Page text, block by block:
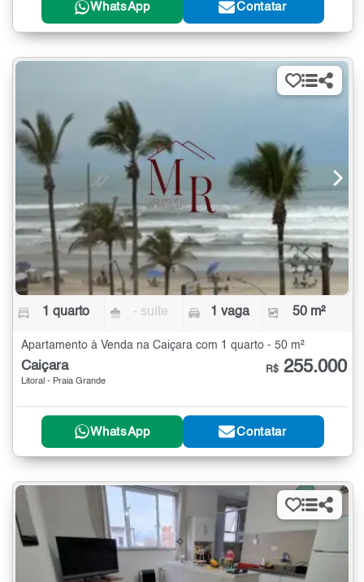
WhatsApp Contatar
1 quarto - suíte 1 vaga 50 m²
Apartamento à Venda na Caiçara com 1 quarto - 50 m²
Caiçara
Litoral - Praia Grande
R$ 255.000
WhatsApp Contatar